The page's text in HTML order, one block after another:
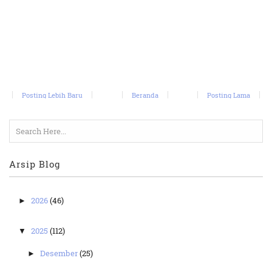
Posting Lebih Baru Posting Lama
Beranda
Arsip Blog
► 2026(46)
▼ 2025 (112)
►Desember(25)